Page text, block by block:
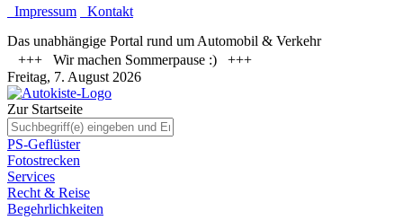
Impressum
Kontakt
Das unabhängige Portal rund um Automobil & Verkehr
+++ Wir machen Sommerpause :) +++
Freitag, 7. August 2026
Zur Startseite
PS-Geflüster
Fotostrecken
Services
Recht & Reise
Begehrlichkeiten